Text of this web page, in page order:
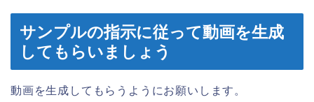
サンプルの指示に従って動画を生成
してもらいましょう
動画を生成してもらうようにお願いします。